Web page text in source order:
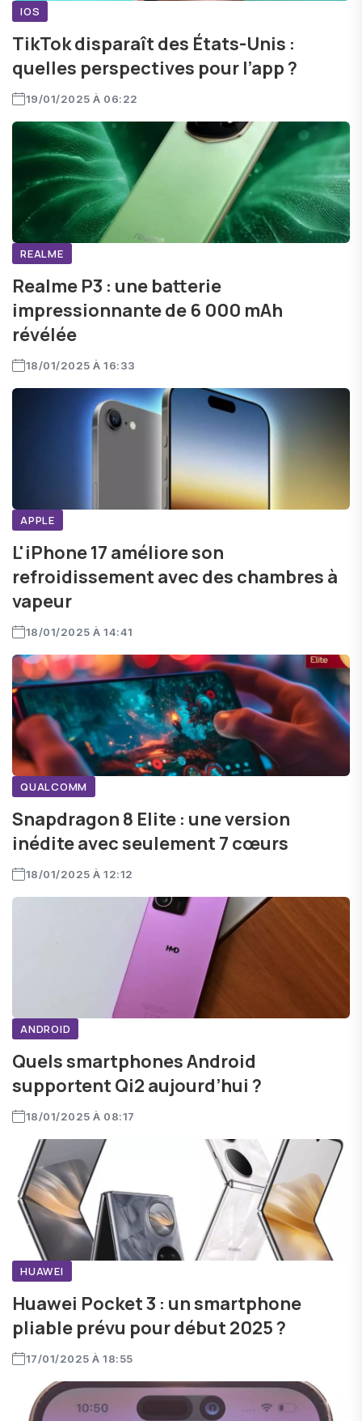
IOS
TikTok disparaît des États-Unis :
quelles perspectives pour l’app ?
19/01/2025 À 06:22
REALME
Realme P3 : une batterie
impressionnante de 6 000 mAh
révélée
18/01/2025 À 16:33
APPLE
L'iPhone 17 améliore son
refroidissement avec des chambres à
vapeur
18/01/2025 À 14:41
QUALCOMM
Snapdragon 8 Elite : une version
inédite avec seulement 7 cœurs
18/01/2025 À 12:12
ANDROID
Quels smartphones Android
supportent Qi2 aujourd’hui ?
18/01/2025 À 08:17
HUAWEI
Huawei Pocket 3 : un smartphone
pliable prévu pour début 2025 ?
17/01/2025 À 18:55